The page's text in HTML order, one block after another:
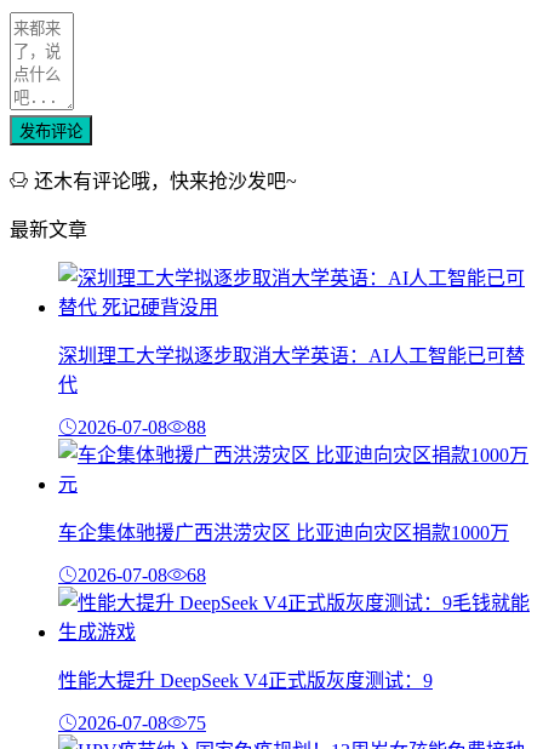
发布评论
还木有评论哦，快来抢沙发吧~
最新文章
深圳理工大学拟逐步取消大学英语：AI人工智能已可替
代
2026-07-08 88
车企集体驰援广西洪涝灾区 比亚迪向灾区捐款1000万
2026-07-08 68
性能大提升 DeepSeek V4正式版灰度测试：9
2026-07-08 75